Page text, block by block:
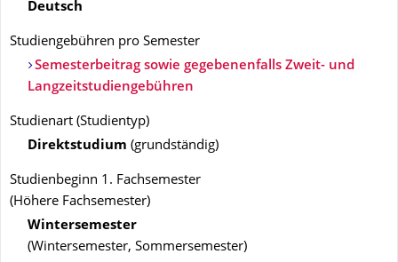
Deutsch
Studiengebühren pro Semester
Semesterbeitrag sowie gegebenenfalls Zweit- und
Langzeitstudiengebühren
Studienart (Studientyp)
Direktstudium (grundständig)
Studienbeginn 1. Fachsemester
(Höhere Fachsemester)
Wintersemester
(Wintersemester, Sommersemester)